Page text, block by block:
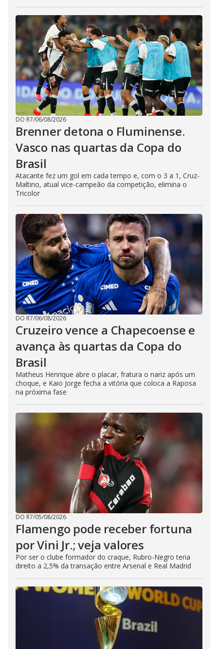
DO R7/06/08/2026
Brenner detona o Fluminense.
Vasco nas quartas da Copa do
Brasil
Atacante fez um gol em cada tempo e, com o 3 a 1, Cruz-
Maltino, atual vice-campeão da competição, elimina o
Tricolor
DO R7/06/08/2026
Cruzeiro vence a Chapecoense e
avança às quartas da Copa do
Brasil
Matheus Henrique abre o placar, fratura o nariz após um
choque, e Kaio Jorge fecha a vitória que coloca a Raposa
na próxima fase
DO R7/05/08/2026
Flamengo pode receber fortuna
por Vini Jr.; veja valores
Por ser o clube formador do craque, Rubro-Negro teria
direito a 2,5% da transação entre Arsenal e Real Madrid